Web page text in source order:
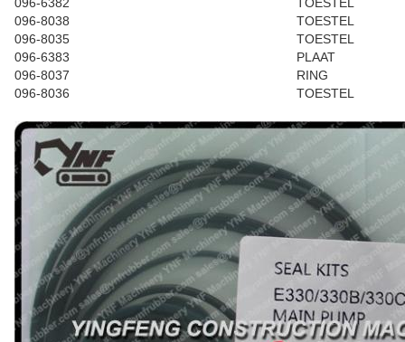
096-8038
TOESTEL
096-8035
TOESTEL
096-6383
PLAAT
096-8037
RING
096-8036
TOESTEL